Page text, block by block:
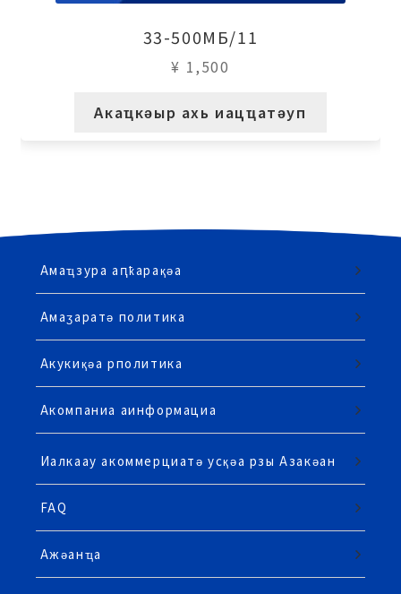
33-500МБ/11
¥ 1,500
Акаҵкәыр ахь иацҵатәуп
Амаҵзура аԥҟарақәа
Амаӡаратә политика
Акукиқәа рполитика
Акомпаниа аинформациа
Иалкаау акоммерциатә усқәа рзы Азакәан
FAQ
Ажәанҵа